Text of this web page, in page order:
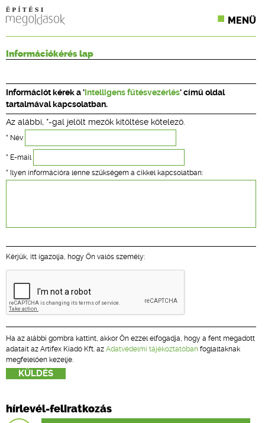
MENÜ
CPR TERMÉKKIÍRÁS
ÉPÍTÉSI JOG
ONLINE KÉPZÉSEK
TERVEZÉSI SEGÉDLETEK
Információkérés lap
Információt kérek a ' Intelligens fűtésvezérlés' című oldal
tartalmával kapcsolatban.
Az alábbi, *-gal jelölt mezők kitöltése kötelező.
* Név
* E-mail
* Ilyen információra lenne szükségem a cikkel kapcsolatban:
Kérjük, itt igazolja, hogy Ön valós személy:
Ha az alábbi gombra kattint, akkor Ön ezzel elfogadja, hogy a fent megadott
adatait az Artifex Kiadó Kft. az Adatvédelmi tájékoztatóban foglaltaknak
megfelelően kezelje.
hírlevél-feliratkozás